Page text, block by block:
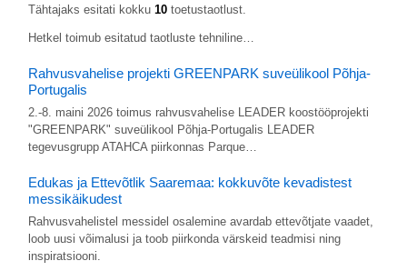
Tähtajaks esitati kokku 10toetustaotlust.
Hetkel toimub esitatud taotluste tehniline…
Rahvusvahelise projekti GREENPARK suveülikool Põhja-
Portugalis
2.-8. maini 2026 toimus rahvusvahelise LEADER koostööprojekti
"GREENPARK" suveülikool Põhja-Portugalis LEADER
tegevusgrupp ATAHCA piirkonnas Parque…
Edukas ja Ettevõtlik Saaremaa: kokkuvõte kevadistest
messikäikudest
Rahvusvahelistel messidel osalemine avardab ettevõtjate vaadet,
loob uusi võimalusi ja toob piirkonda värskeid teadmisi ning
inspiratsiooni.